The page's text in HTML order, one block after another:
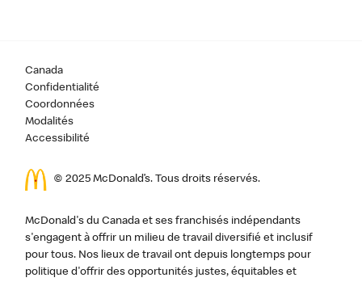
Canada
Confidentialité
Coordonnées
Modalités
Accessibilité
© 2025 McDonald’s. Tous droits réservés.
McDonald's du Canada et ses franchisés indépendants
s'engagent à offrir un milieu de travail diversifié et inclusif
pour tous. Nos lieux de travail ont depuis longtemps pour
politique d'offrir des opportunités justes, équitables et